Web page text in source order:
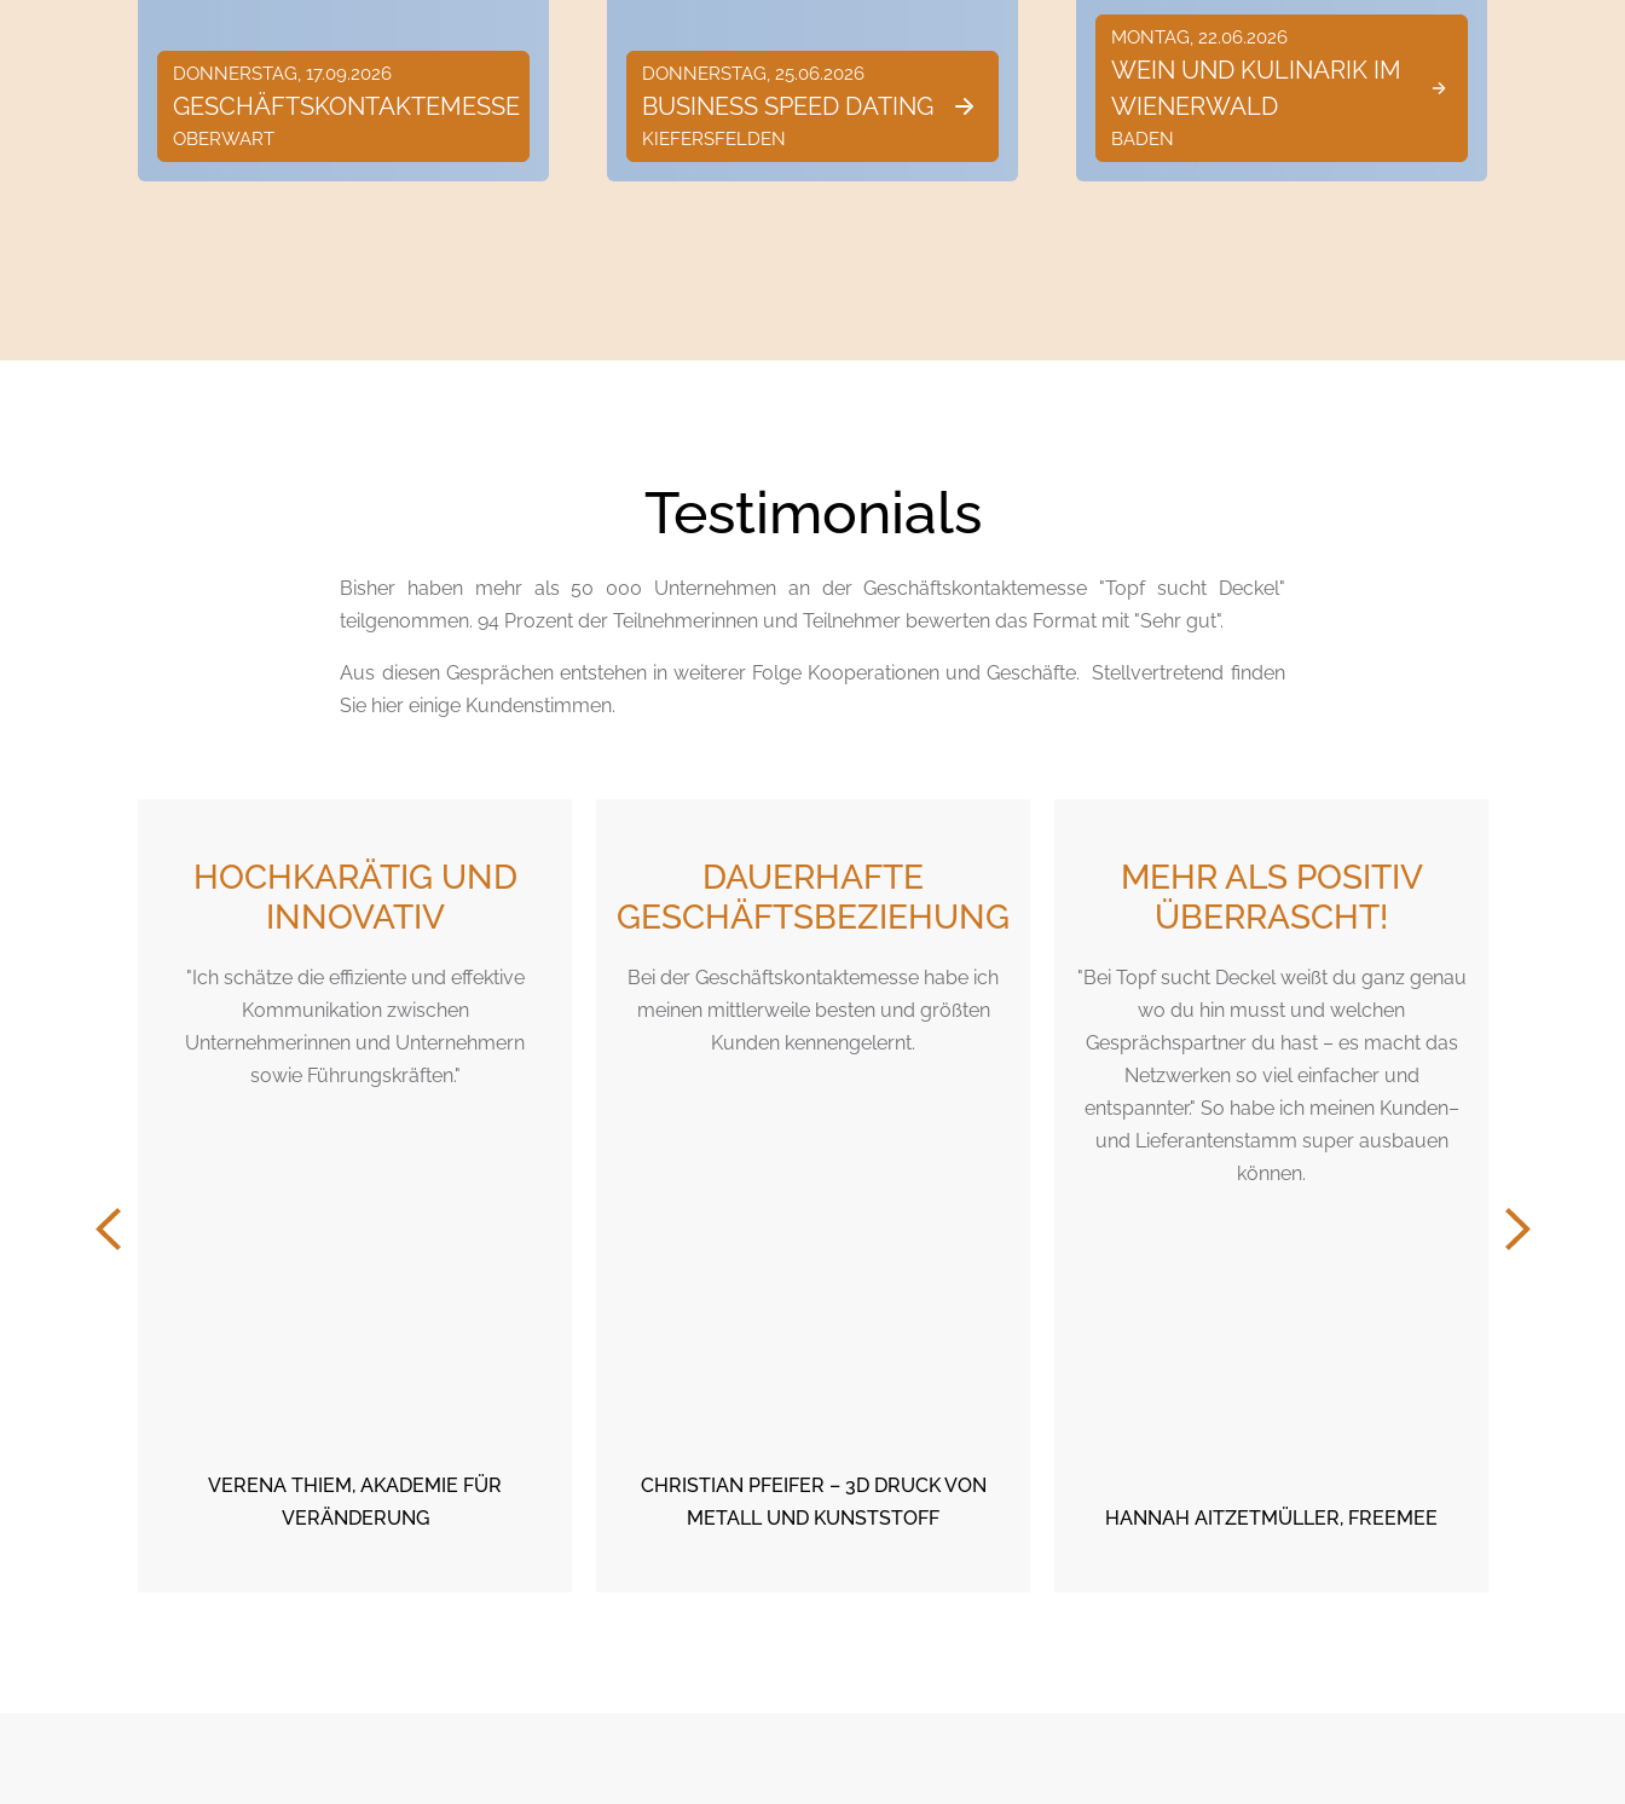
DONNERSTAG, 17.09.2026
GESCHÄFTSKONTAKTEMESSE
OBERWART
DONNERSTAG, 25.06.2026
BUSINESS SPEED DATING
KIEFERSFELDEN
MONTAG, 22.06.2026
WEIN UND KULINARIK IM
WIENERWALD
BADEN
Testimonials
Bisher haben mehr als 50 000 Unternehmen an der Geschäftskontaktemesse "Topf sucht Deckel"
teilgenommen. 94 Prozent der Teilnehmerinnen und Teilnehmer bewerten das Format mit "Sehr gut".
Aus diesen Gesprächen entstehen in weiterer Folge Kooperationen und Geschäfte. Stellvertretend finden
Sie hier einige Kundenstimmen.
HOCHKARÄTIG UND
INNOVATIV
"Ich schätze die effiziente und effektive
Kommunikation zwischen
Unternehmerinnen und Unternehmern
sowie Führungskräften."
VERENA THIEM, AKADEMIE FÜR
VERÄNDERUNG
DAUERHAFTE
GESCHÄFTSBEZIEHUNG
Bei der Geschäftskontaktemesse habe ich
meinen mittlerweile besten und größten
Kunden kennengelernt.
CHRISTIAN PFEIFER – 3D DRUCK VON
METALL UND KUNSTSTOFF
MEHR ALS POSITIV
ÜBERRASCHT!
"Bei Topf sucht Deckel weißt du ganz genau
wo du hin musst und welchen
Gesprächspartner du hast – es macht das
Netzwerken so viel einfacher und
entspannter." So habe ich meinen Kunden–
und Lieferantenstamm super ausbauen
können.
HANNAH AITZETMÜLLER, FREEMEE